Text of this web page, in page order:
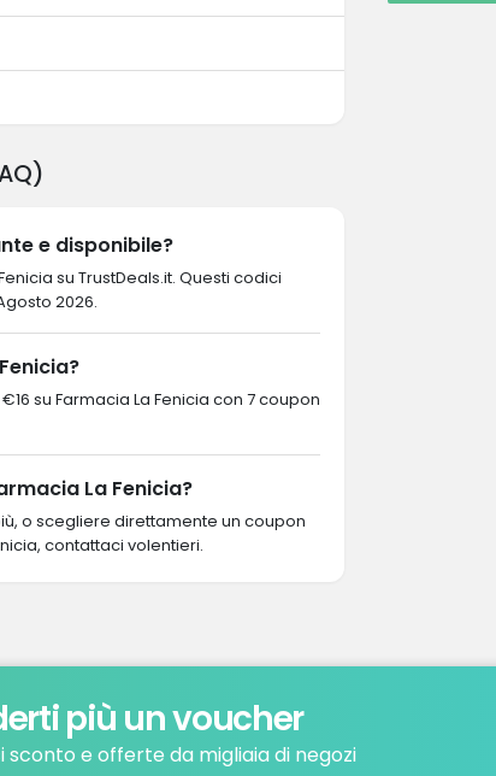
e disponibile?
su TrustDeals.it. Questi codici
2026.
su Farmacia La Fenicia con 7 coupon
La Fenicia?
o scegliere direttamente un coupon
contattaci volentieri.
più un voucher
sconto e offerte da migliaia di negozi